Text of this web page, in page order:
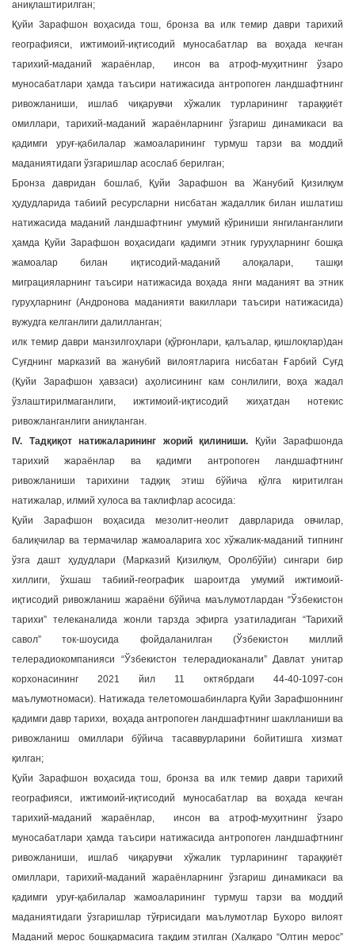
аниқлаштирилган;
Қуйи Зарафшон воҳасида тош, бронза ва илк темир даври тарихий
географияси, ижтимоий-иқтисодий муносабатлар ва воҳада кечган
тарихий-маданий жараёнлар, инсон ва атроф-муҳитнинг ўзаро
муносабатлари ҳамда таъсири натижасида антропоген ландшафтнинг
ривожланиши, ишлаб чиқарувчи хўжалик турларининг тараққиёт
омиллари, тарихий-маданий жараёнларнинг ўзгариш динамикаси ва
қадимги уруғ-қабилалар жамоаларининг турмуш тарзи ва моддий
маданиятидаги ўзгаришлар асослаб берилган;
Бронза давридан бошлаб, Қуйи Зарафшон ва Жанубий Қизилқум
ҳудудларида табиий ресурсларни нисбатан жадаллик билан ишлатиш
натижасида маданий ландшафтнинг умумий кўриниши янгиланганлиги
ҳамда Қуйи Зарафшон воҳасидаги қадимги этник гуруҳларнинг бошқа
жамоалар билан иқтисодий-маданий алоқалари, ташқи
миграцияларнинг таъсири натижасида воҳада янги маданият ва этник
гуруҳларнинг (Андронова маданияти вакиллари таъсири натижасида)
вужудга келганлиги далилланган;
илк темир даври манзилгоҳлари (қўрғонлари, қалъалар, қишлоқлар)дан
Суғднинг марказий ва жанубий вилоятларига нисбатан Ғарбий Суғд
(Қуйи Зарафшон ҳавзаси) аҳолисининг кам сонлилиги, воҳа жадал
ўзлаштирилмаганлиги, ижтимоий-иқтисодий жиҳатдан нотекис
ривожланганлиги аниқланган.
IV. Тадқиқот натижаларининг жорий қилиниши.
Қуйи Зарафшонда
тарихий жараёнлар ва қадимги антропоген ландшафтнинг
ривожланиши тарихини тадқиқ этиш бўйича қўлга киритилган
натижалар, илмий хулоса ва таклифлар асосида:
Қуйи Зарафшон воҳасида мезолит-неолит даврларида овчилар,
балиқчилар ва термачилар жамоаларига хос хўжалик-маданий типнинг
ўзга дашт ҳудудлари (Марказий Қизилқум, Оролбўйи) сингари бир
хиллиги, ўхшаш табиий-географик шароитда умумий ижтимоий-
иқтисодий ривожланиш жараёни бўйича маълумотлардан “Ўзбекистон
тарихи” телеканалида жонли тарзда эфирга узатиладиган “Тарихий
савол” ток-шоусида фойдаланилган (Ўзбекистон миллий
телерадиокомпанияси “Ўзбекистон телерадиоканали” Давлат унитар
корхонасининг 2021 йил 11 октябрдаги 44-40-1097-сон
маълумотномаси). Натижада телетомошабинларга Қуйи Зарафшоннинг
қадимги давр тарихи, воҳада антропоген ландшафтнинг шаклланиши ва
ривожланиш омиллари бўйича тасаввурларини бойитишга хизмат
қилган;
Қуйи Зарафшон воҳасида тош, бронза ва илк темир даври тарихий
географияси, ижтимоий-иқтисодий муносабатлар ва воҳада кечган
тарихий-маданий жараёнлар, инсон ва атроф-муҳитнинг ўзаро
муносабатлари ҳамда таъсири натижасида антропоген ландшафтнинг
ривожланиши, ишлаб чиқарувчи хўжалик турларининг тараққиёт
омиллари, тарихий-маданий жараёнларнинг ўзгариш динамикаси ва
қадимги уруғ-қабилалар жамоаларининг турмуш тарзи ва моддий
маданиятидаги ўзгаришлар тўғрисидаги маълумотлар Бухоро вилоят
Маданий мерос бошқармасига тақдим этилган (Халқаро “Олтин мерос”